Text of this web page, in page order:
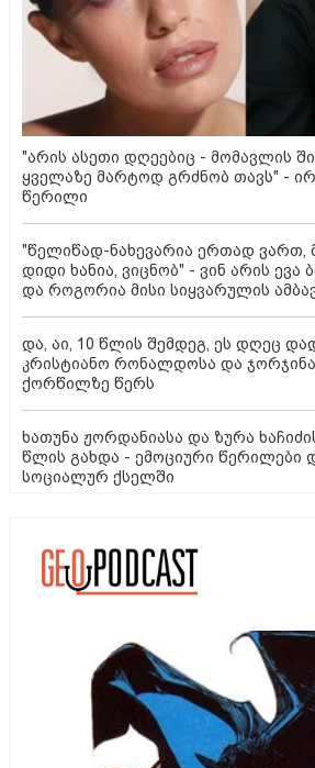
"არის ასეთი დღეებიც - მომავლის
ყველაზე მარტოდ გრძნობ თავს" -
წერილი
"წელიწად-ნახევარია ერთად ვართ,
დიდი ხანია, ვიცნობ" - ვინ არის ევა
და როგორია მისი სიყვარულის
და, აი, 10 წლის შემდეგ, ეს დღეც
კრისტიანო რონალდოსა და
ქორწილზე წერს
ხათუნა ჟორდანიასა და ზურა
წლის გახდა - ემოციური წერილები
სოციალურ ქსელში